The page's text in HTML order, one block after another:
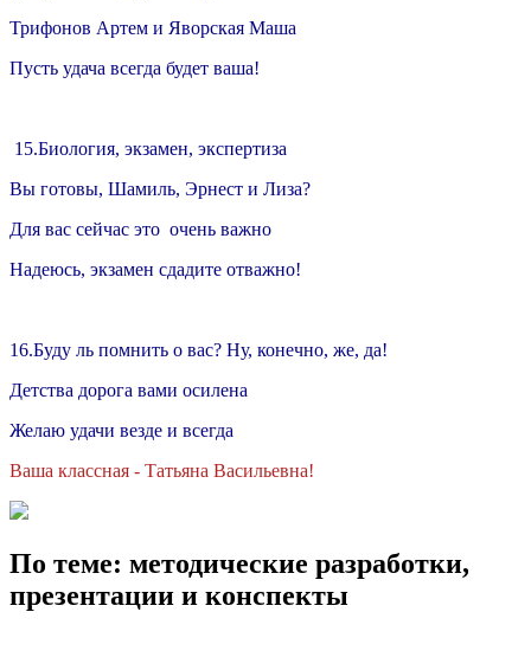
Трифонов Артем и Яворская Маша
Пусть удача всегда будет ваша!
15.Биология, экзамен, экспертиза
Вы готовы, Шамиль, Эрнест и Лиза?
Для вас сейчас это очень важно
Надеюсь, экзамен сдадите отважно!
16.Буду ль помнить о вас? Ну, конечно, же, да!
Детства дорога вами осилена
Желаю удачи везде и всегда
Ваша классная - Татьяна Васильевна!
По теме: методические разработки,
презентации и конспекты